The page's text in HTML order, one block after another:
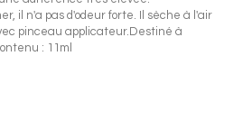
il n'a pas d'odeur forte. Il sèche à l'air
pinceau applicateur.Destiné à
: 11ml